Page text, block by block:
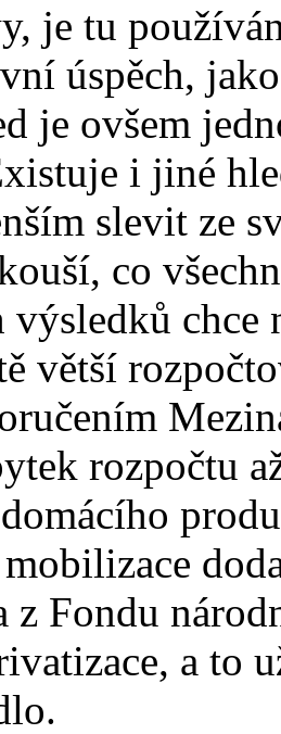
je tu
úspěch,
je ovšem
i jiné
slevit ze
co
výsledků chce
větší
rozpočtu
mobilizace
z Fondu
a to